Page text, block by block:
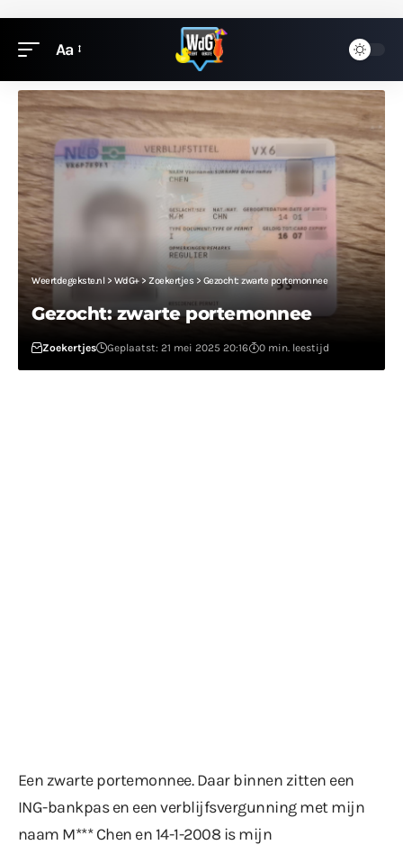
Aa
Weertdegekste.nl > WdG+> Zoekertjes > Gezocht: zwarte portemonnee
Gezocht: zwarte portemonnee
Zoekertjes Geplaatst: 21 mei 2025 20:16 0 min. leestijd
Een zwarte portemonnee. Daar binnen zitten een
ING-bankpas en een verblijfsvergunning met mijn
naam M*** Chen en 14-1-2008 is mijn